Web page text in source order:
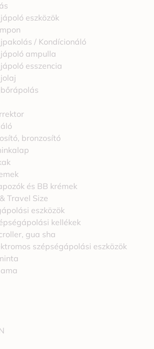
eszközök
/ Kondícionáló
ampulla
esszencia
bronzosító
és BB krémek
Travel Size
eszközök
kellékek
gua sha
szépségápolási eszközök